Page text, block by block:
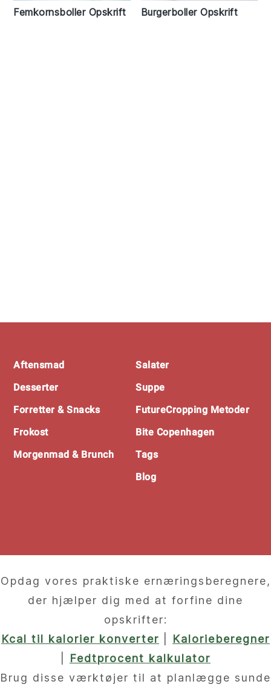
Femkornsboller Opskrift Burgerboller Opskrift
Footer
Aftensmad
Desserter
Forretter & Snacks
Frokost
Morgenmad & Brunch
Salater
Suppe
FutureCropping Metoder
Bite Copenhagen
Tags
Blog
Opdag vores praktiske ernæringsberegnere,
der hjælper dig med at forfine dine
opskrifter:
Kcal til kalorier konverter
Kalorieberegner
Fedtprocent kalkulator
Brug disse værktøjer til at planlægge sunde